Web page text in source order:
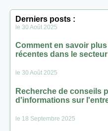
Derniers posts :
le 30 Août 2025
Comment en savoir
récentes dans le
le 30 Août 2025
Recherche de conseils
d'informations sur
le 18 Septembre 2025